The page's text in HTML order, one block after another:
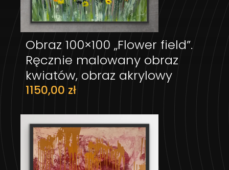
Obraz 100×100 „Flower field”.
Ręcznie malowany obraz
kwiatów, obraz akrylowy
1150,00 zł
DODAJ DO KOSZYKA